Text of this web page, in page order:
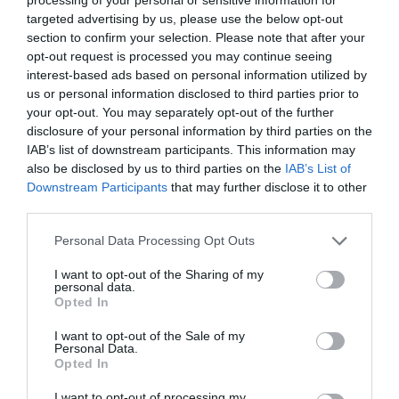
targeted advertising by us, please use the below opt-out
section to confirm your selection. Please note that after your
opt-out request is processed you may continue seeing
interest-based ads based on personal information utilized by
us or personal information disclosed to third parties prior to
your opt-out. You may separately opt-out of the further
disclosure of your personal information by third parties on the
IAB’s list of downstream participants. This information may
also be disclosed by us to third parties on the IAB’s List of
Downstream Participants that may further disclose it to other
Please note that this website/app uses one or more Google
not limited to your visit or usage behaviour. You may click to
grant or deny consent to Google and its third-party tags to
use your data for below specified purposes in below Google
consent section.
Personal Data Processing Opt Outs
I want to opt-out of the Sharing of my
personal data.
Opted In
I want to opt-out of the Sale of my
Personal Data.
Opted In
Κυκλάδες – Κρήτη
Καιρός: Γενικά αίθριος.
Ανεμοι: Από δυτικές διευθύνσεις 3 με 5 και
στις Κυκλάδες από βόρειες διευθύνσεις
τοπικά έως 6 μποφόρ.
Νησιά Ανατολικού Αιγαίου – Δωδεκάνησα
Καιρός: Γενικά αίθριος με αραιές νεφώσεις
Ανεμοι: Από βόρειες διευθύνσεις 4 με 6
μποφόρ.